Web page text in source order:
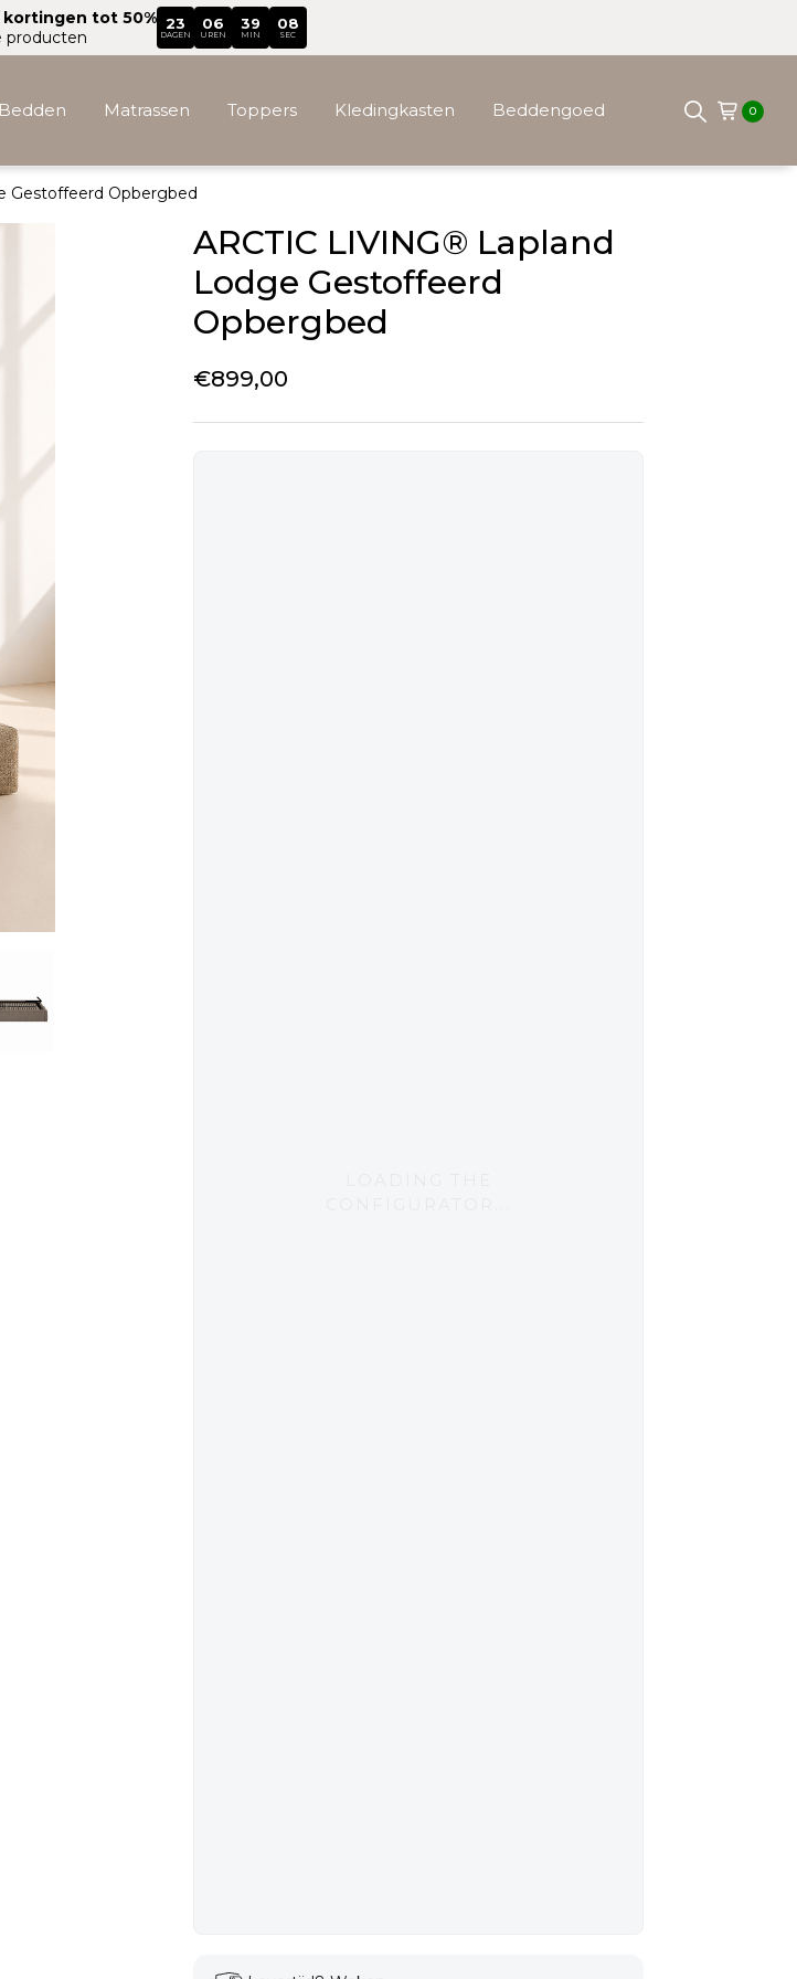
kortingen tot 50%
producten
23
DAGEN
06
UREN
39
MIN
07
SEC
Bedden Matrassen Toppers Kledingkasten Beddengoed 0
Gestoffeerd Opbergbed
ARCTIC LIVING® Lapland
Lodge Gestoffeerd
Opbergbed
€899,00